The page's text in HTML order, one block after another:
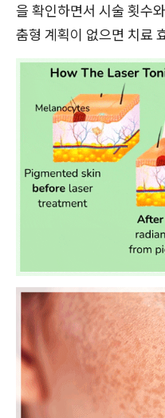
을 확인하면서 시술 횟수
춤형 계획이 없으면 치료